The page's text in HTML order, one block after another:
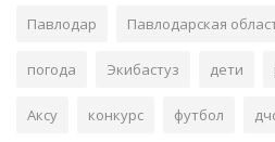
Павлодар Павлодарская
погода Экибастуз дети
Аксу конкурс футбол